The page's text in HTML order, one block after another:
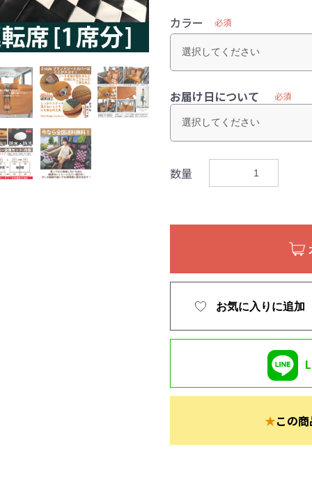
カラー 必須
お届け日について 必須
数量
お気に入りに追加
★この